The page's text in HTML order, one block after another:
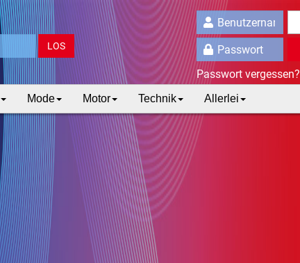
LOS
Passwort vergessen?
Mode Motor Technik Allerlei